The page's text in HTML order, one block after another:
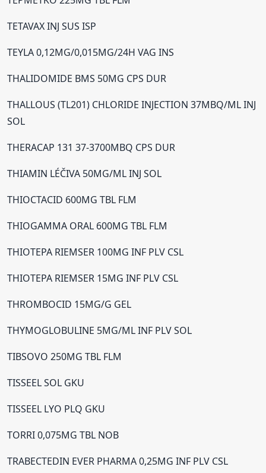
TETAVAX INJ SUS ISP
TEYLA 0,12MG/0,015MG/24H VAG INS
THALIDOMIDE BMS 50MG CPS DUR
THALLOUS (TL201) CHLORIDE INJECTION 37MBQ/ML INJ
SOL
THERACAP 131 37-3700MBQ CPS DUR
THIAMIN LÉČIVA 50MG/ML INJ SOL
THIOCTACID 600MG TBL FLM
THIOGAMMA ORAL 600MG TBL FLM
THIOTEPA RIEMSER 100MG INF PLV CSL
THIOTEPA RIEMSER 15MG INF PLV CSL
THROMBOCID 15MG/G GEL
THYMOGLOBULINE 5MG/ML INF PLV SOL
TIBSOVO 250MG TBL FLM
TISSEEL SOL GKU
TISSEEL LYO PLQ GKU
TORRI 0,075MG TBL NOB
TRABECTEDIN EVER PHARMA 0,25MG INF PLV CSL